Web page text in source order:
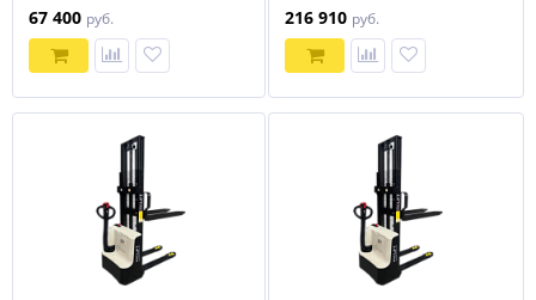
67 400 руб. 216 910 руб.